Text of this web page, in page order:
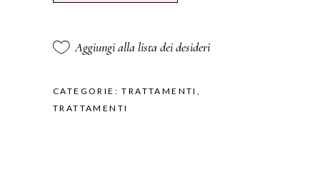
Aggiungi alla lista dei desideri
CATEGORIE:TRATTAMENTI
TRATTAMENTI